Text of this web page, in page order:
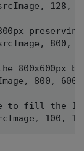
128,
800,
800x600px
800, 600,
to fill the